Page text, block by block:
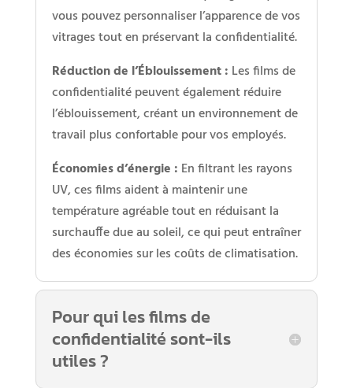
vous pouvez personnaliser l’apparence de vos
vitrages tout en préservant la confidentialité.
Réduction de l’Éblouissement : Les films de
confidentialité peuvent également réduire
l’éblouissement, créant un environnement de
travail plus confortable pour vos employés.
Économies d’énergie : En filtrant les rayons
UV, ces films aident à maintenir une
température agréable tout en réduisant la
surchauffe due au soleil, ce qui peut entraîner
des économies sur les coûts de climatisation.
Pour qui les films de
confidentialité sont-ils
utiles ?